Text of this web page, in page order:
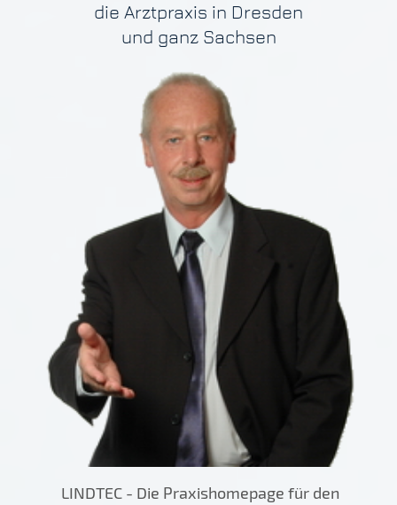
die Arztpraxis in Dresden
und ganz Sachsen
LINDTEC - Die Praxishomepage für den